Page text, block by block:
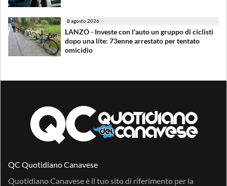
8 agosto 2026
LANZO - Investe con l'auto un gruppo di ciclisti
dopo una lite: 73enne arrestato per tentato
omicidio
QC Quotidiano Canavese
Quotidiano Canavese è il tuo sito di riferimento per la